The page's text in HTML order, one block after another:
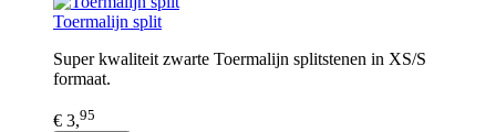
Toermalijn split
Super kwaliteit zwarte Toermalijn splitstenen in XS/S
formaat.
€ 3,95